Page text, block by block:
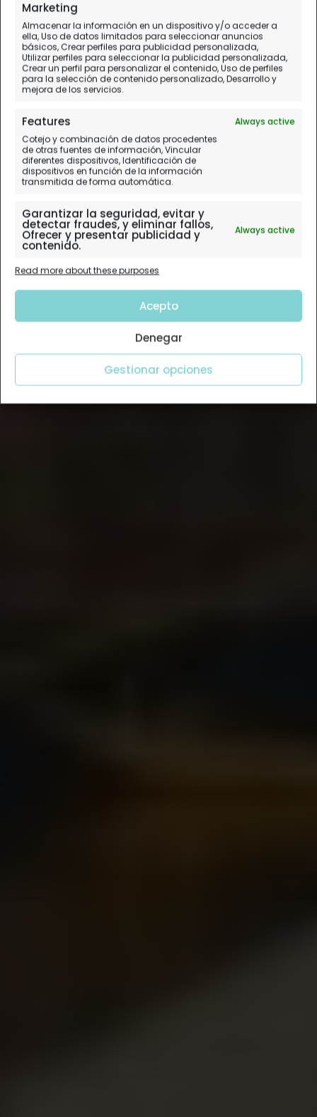
Marketing
Almacenar la información en un dispositivo y/o acceder a
ella, Uso de datos limitados para seleccionar anuncios
básicos, Crear perfiles para publicidad personalizada,
Utilizar perfiles para seleccionar la publicidad personalizada,
Crear un perfil para personalizar el contenido, Uso de perfiles
para la selección de contenido personalizado, Desarrollo y
mejora de los servicios.
Features
Always active
Cotejo y combinación de datos procedentes
de otras fuentes de información, Vincular
diferentes dispositivos, Identificación de
dispositivos en función de la información
transmitida de forma automática.
Garantizar la seguridad, evitar y
detectar fraudes, y eliminar fallos,
Ofrecer y presentar publicidad y
contenido.
Always active
Read more about these purposes
Acepto
Denegar
Gestionar opciones